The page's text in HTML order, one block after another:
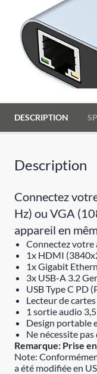
DESCRIPTION
Description
Connectez
Hz) ou VGA
appareil en
Connectez votre
1x HDMI
1x Gigabit
3x USB-A 3.2
USB Type C PD
Lecteur de
1 sortie audio
Design portable
Ne nécessite
Remarque: Prise
Note:
a été modifiée en